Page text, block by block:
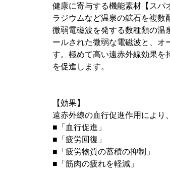
健康に寄与する機能素材【スパ
ラジウムなど温泉の鉱石を複数
微弱電磁波を発する数種類の温
ールされた微弱な電磁波と、オ
す。極めて高い遠赤外線効果を
を促進します。
【効果】
遠赤外線の血行促進作用により
■「血行促進」
■「疲労回復」
■「疲労物質の蓄積の抑制」
■「筋肉の疲れを軽減」